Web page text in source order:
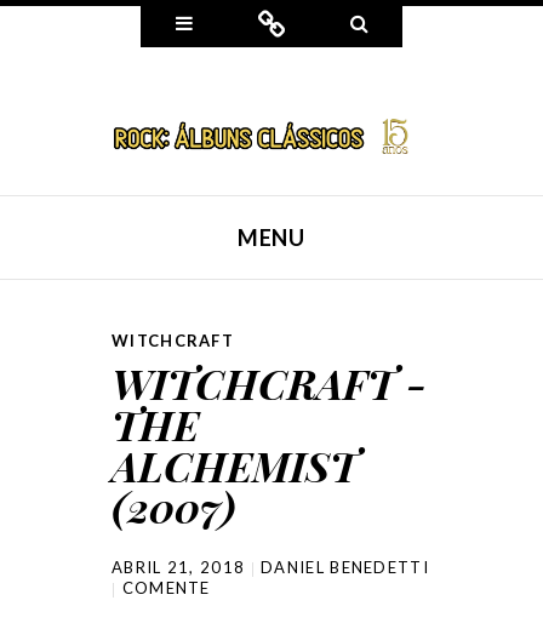
Widgets Connect
MENU
WITCHCRAFT
WITCHCRAFT -
THE
ALCHEMIST
(2007)
ABRIL 21, 2018
DANIEL BENEDETTI
COMENTE